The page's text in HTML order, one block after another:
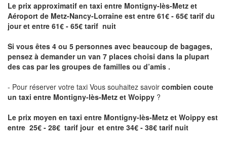
Le prix approximatif en taxi entre Montigny-lès-Metz et
Aéroport de Metz-Nancy-Lorraine est entre 61€ - 65€ tarif du
jour et entre 61€ - 65€ tarif nuit
Si vous êtes 4 ou 5 personnes avec beaucoup de bagages,
pensez à demander un van 7 places choisi dans la plupart
des cas par les groupes de familles ou d’amis .
- Pour réserver votre taxi Vous souhaitez savoir combien coute
un taxi entre Montigny-lès-Metz et Woippy ?
Le prix moyen en taxi entre Montigny-lès-Metz et Woippy est
entre 25€ - 28€ tarif jour et entre 34€ - 38€ tarif nuit